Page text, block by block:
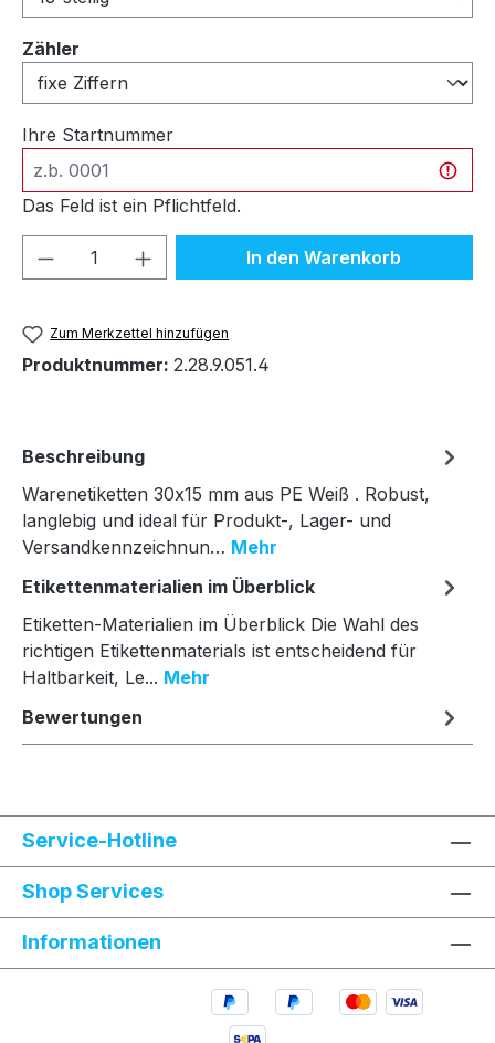
Zähler
Ihre Startnummer
Das Feld ist ein Pflichtfeld.
Produkt Anzahl: Gib denIn den Warenkorb
Zum Merkzettel hinzufügen
Produktnummer: 2.28.9.051.4
Beschreibung
Warenetiketten 30x15 mm aus PE Weiß . Robust,
langlebig und ideal für Produkt-, Lager- und
Versandkennzeichnun… Mehr
Etikettenmaterialien im Überblick
Etiketten-Materialien im Überblick Die Wahl des
richtigen Etikettenmaterials ist entscheidend für
Haltbarkeit, Le... Mehr
Bewertungen
Service-Hotline
Shop Services
Informationen